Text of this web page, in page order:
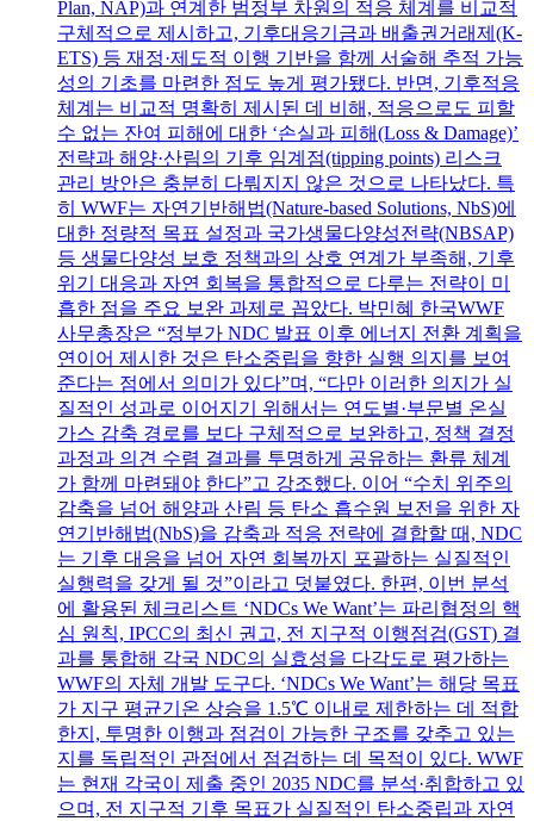
Plan, NAP)과 연계한 범정부 차원의 적응 체계를 비교적
구체적으로 제시하고, 기후대응기금과 배출권거래제(K-
ETS) 등 재정·제도적 이행 기반을 함께 서술해 추적 가능
성의 기초를 마련한 점도 높게 평가됐다. 반면, 기후적응
체계는 비교적 명확히 제시된 데 비해, 적응으로도 피할
수 없는 잔여 피해에 대한 ‘손실과 피해(Loss & Damage)’
전략과 해양·산림의 기후 임계점(tipping points) 리스크
관리 방안은 충분히 다뤄지지 않은 것으로 나타났다. 특
히 WWF는 자연기반해법(Nature-based Solutions, NbS)에
대한 정량적 목표 설정과 국가생물다양성전략(NBSAP)
등 생물다양성 보호 정책과의 상호 연계가 부족해, 기후
위기 대응과 자연 회복을 통합적으로 다루는 전략이 미
흡한 점을 주요 보완 과제로 꼽았다. 박민혜 한국WWF
사무총장은 “정부가 NDC 발표 이후 에너지 전환 계획을
연이어 제시한 것은 탄소중립을 향한 실행 의지를 보여
준다는 점에서 의미가 있다”며, “다만 이러한 의지가 실
질적인 성과로 이어지기 위해서는 연도별·부문별 온실
가스 감축 경로를 보다 구체적으로 보완하고, 정책 결정
과정과 의견 수렴 결과를 투명하게 공유하는 환류 체계
가 함께 마련돼야 한다”고 강조했다. 이어 “수치 위주의
감축을 넘어 해양과 산림 등 탄소 흡수원 보전을 위한 자
연기반해법(NbS)을 감축과 적응 전략에 결합할 때, NDC
는 기후 대응을 넘어 자연 회복까지 포괄하는 실질적인
실행력을 갖게 될 것”이라고 덧붙였다. 한편, 이번 분석
에 활용된 체크리스트 ‘NDCs We Want’는 파리협정의 핵
심 원칙, IPCC의 최신 권고, 전 지구적 이행점검(GST) 결
과를 통합해 각국 NDC의 실효성을 다각도로 평가하는
WWF의 자체 개발 도구다. ‘NDCs We Want’는 해당 목표
가 지구 평균기온 상승을 1.5℃ 이내로 제한하는 데 적합
한지, 투명한 이행과 점검이 가능한 구조를 갖추고 있는
지를 독립적인 관점에서 점검하는 데 목적이 있다. WWF
는 현재 각국이 제출 중인 2035 NDC를 분석·취합하고 있
으며, 전 지구적 기후 목표가 실질적인 탄소중립과 자연